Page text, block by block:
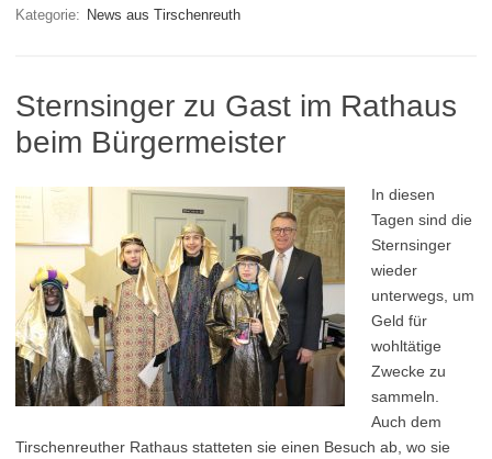
Kategorie: News aus Tirschenreuth
Sternsinger zu Gast im Rathaus
beim Bürgermeister
In diesen
Tagen sind die
Sternsinger
wieder
unterwegs, um
Geld für
wohltätige
Zwecke zu
sammeln.
Auch dem
Tirschenreuther Rathaus statteten sie einen Besuch ab, wo sie